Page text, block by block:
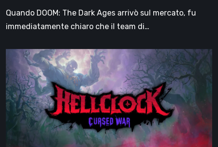
dello
Slayer?
Quando DOOM: The Dark Ages arrivò sul mercato, fu
immediatamente chiaro che il team di…
Clock:
Cursed
War
–
recensione: